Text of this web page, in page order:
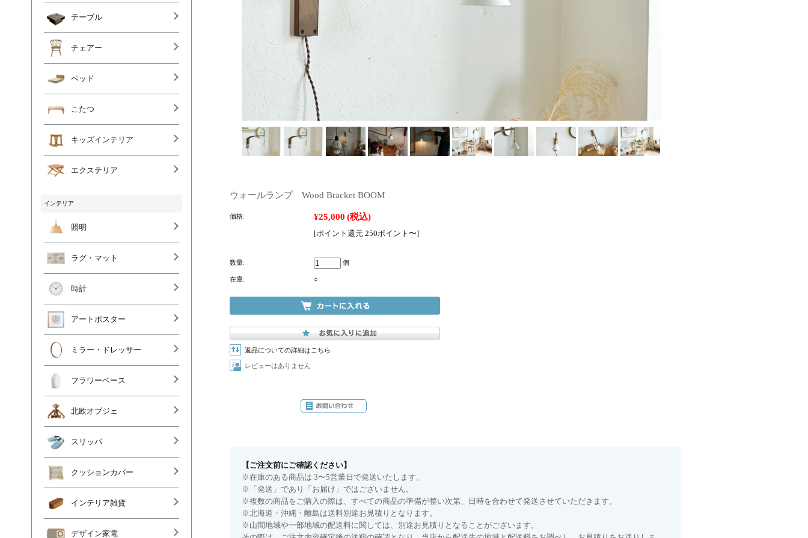
ウォールランプ Wood Bracket BOOM
価格: ¥25,000 (税込)
[ポイント還元 250ポイント〜]
数量: 個
在庫: ○
返品についての詳細はこちら
レビューはありません
【ご注文前にご確認ください】
※在庫のある商品は 3〜5営業日で発送いたします。
※「発送」であり「お届け」ではございません。
※複数の商品をご購入の際は、すべての商品の準備が整い次第、日時を合わせて発送させていただきます。
※北海道・沖縄・離島は送料別途お見積りとなります。
※山間地域や一部地域の配送料に関しては、別途お見積りとなることがございます。
テーブル
チェアー
ベッド
こたつ
キッズインテリア
エクステリア
インテリア
照明
ラグ・マット
時計
アートポスター
ミラー・ドレッサー
フラワーベース
北欧オブジェ
スリッパ
クッションカバー
インテリア雑貨
デザイン家電